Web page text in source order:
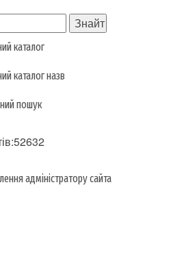
каталог
каталог назв
пошук
адміністратору сайта